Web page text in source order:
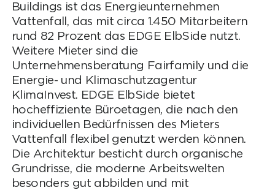
Buildings ist das Energieunternehmen
Vattenfall, das mit circa 1.450 Mitarbeitern
rund 82 Prozent das EDGE ElbSide nutzt.
Weitere Mieter sind die
Unternehmensberatung Fairfamily und die
Energie- und Klimaschutzagentur
KlimaInvest. EDGE ElbSide bietet
hocheffiziente Büroetagen, die nach den
individuellen Bedürfnissen des Mieters
Vattenfall flexibel genutzt werden können.
Die Architektur besticht durch organische
Grundrisse, die moderne Arbeitswelten
besonders gut abbilden und mit